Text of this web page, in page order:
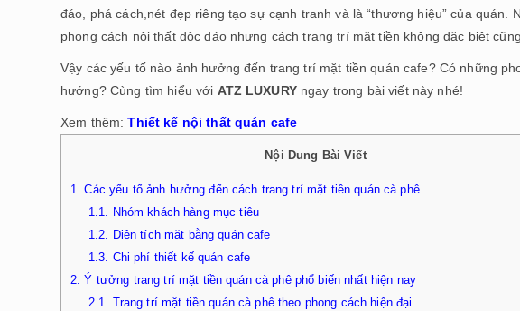
đáo, phá cách,nét đẹp riêng tạo sự cạnh tranh và là “thương hiệu” của quán.
phong cách nội thất độc đáo nhưng cách trang trí mặt tiền không đặc biệt
Vậy các yếu tố nào ảnh hưởng đến trang trí mặt tiền quán cafe? Có những
hướng? Cùng tìm hiểu với ATZ LUXURYngay trong bài viết này nhé!
Xem thêm:Thiết kế nội thất quán cafe
Nội Dung Bài Viết
1. Các yếu tố ảnh hưởng đến cách trang trí mặt tiền quán cà phê
1.1. Nhóm khách hàng mục tiêu
1.2. Diện tích mặt bằng quán cafe
1.3. Chi phí thiết kế quán cafe
2. Ý tưởng trang trí mặt tiền quán cà phê phổ biến nhất hiện nay
2.1. Trang trí mặt tiền quán cà phê theo phong cách hiện đại